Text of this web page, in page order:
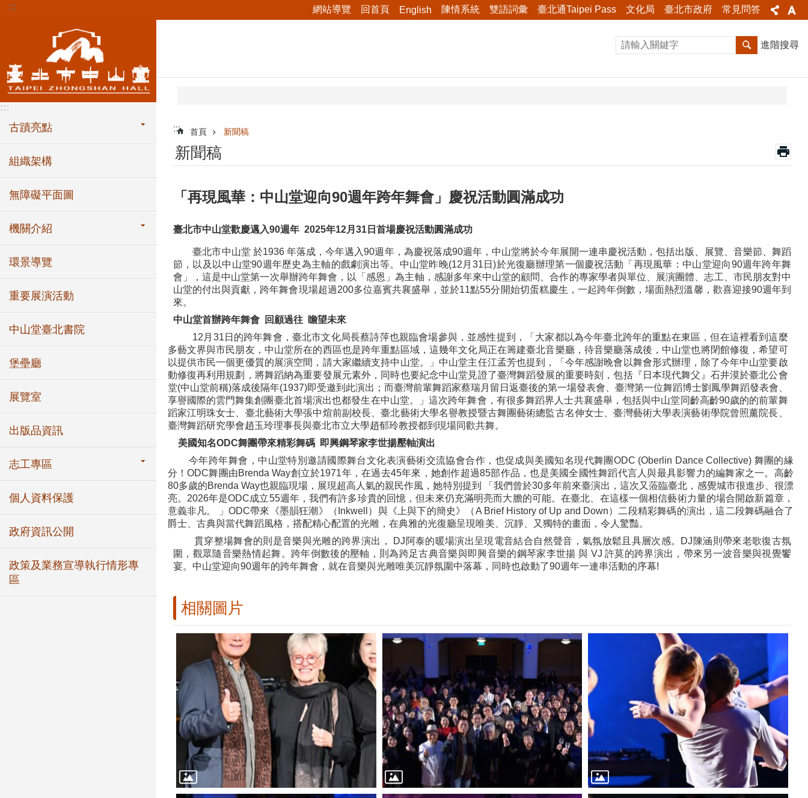
跳到主要內容區塊
::: 網站導覽 回首頁 English 陳情系統 雙語詞彙 臺北通Taipei Pass 文化局 臺北市政府 常見問答
:::
古蹟亮點
組織架構
無障礙平面圖
機關介紹
環景導覽
重要展演活動
中山堂臺北書院
堡壘廳
展覽室
出版品資訊
志工專區
個人資料保護
政府資訊公開
政策及業務宣導執行情形專
區
進階搜尋
::: 首頁 新聞稿
新聞稿
「再現風華：中山堂迎向90週年跨年舞會」慶祝活動圓滿成功
臺北市中山堂歡慶邁入90週年 2025年12月31日首場慶祝活動圓滿成功
臺北市中山堂 於1936 年落成，今年邁入90週年，為慶祝落成90週年，中山堂將於今年展開一連串慶祝活動，包括出版、展覽、音樂節、舞蹈
節，以及以中山堂90週年歷史為主軸的戲劇演出等。中山堂昨晚(12月31日)於光復廳辦理第一個慶祝活動「再現風華：中山堂迎向90週年跨年舞
會」，這是中山堂第一次舉辦跨年舞會，以「感恩」為主軸，感謝多年來中山堂的顧問、合作的專家學者與單位、展演團體、志工、市民朋友對中
山堂的付出與貢獻，跨年舞會現場超過200多位嘉賓共襄盛舉，並於11點55分開始切蛋糕慶生，一起跨年倒數，場面熱烈溫馨，歡喜迎接90週年到
來。
中山堂首辦跨年舞會 回顧過往 瞻望未來
12 月31日的跨年舞會，臺北市文化局長蔡詩萍也親臨會場參與，並感性提到，「大家都以為今年臺北跨年的重點在東區，但在這裡看到這麼
多藝文界與市民朋友，中山堂所在的西區也是跨年重點區域，這幾年文化局正在籌建臺北音樂廳，待音樂廳落成後，中山堂也將閉館修復，希望可
以提供市民一個更優質的展演空間，請大家繼續支持中山堂。」中山堂主任江孟芳也提到，「今年感謝晚會以舞會形式辦理，除了今年中山堂要啟
動修復再利用規劃，將舞蹈納為重要發展元素外，同時也要紀念中山堂見證了臺灣舞蹈發展的重要時刻，包括『日本現代舞父』石井漠於臺北公會
堂(中山堂前稱)落成後隔年(1937)即受邀到此演出；而臺灣前輩舞蹈家蔡瑞月留日返臺後的第一場發表會、臺灣第一位舞蹈博士劉鳳學舞蹈發表會、
享譽國際的雲門舞集創團臺北首場演出也都發生在中山堂。」這次跨年舞會，有很多舞蹈界人士共襄盛舉，包括與中山堂同齡高齡90歲的的前輩舞
蹈家江明珠女士、臺北藝術大學張中煊前副校長、臺北藝術大學名譽教授暨古舞團藝術總監古名伸女士、臺灣藝術大學表演藝術學院曾照薰院長、
臺灣舞蹈研究學會趙玉玲理事長與臺北市立大學趙郁玲教授都到現場同歡共舞。
美國知名ODC舞團帶來精彩舞碼 即興鋼琴家李世揚壓軸演出
今年跨年舞會，中山堂特別邀請國際舞台文化表演藝術交流協會合作，也促成與美國知名現代舞團ODC (Oberlin Dance Collective) 舞團的緣
分！ODC舞團由Brenda Way創立於1971年，在過去45年來，她創作超過85部作品，也是美國全國性舞蹈代言人與最具影響力的編舞家之一。高齡
80多歲的Brenda Way也親臨現場，展現超高人氣的親民作風，她特別提到 「我們曾於30多年前來臺演出，這次又蒞臨臺北，感覺城市很進步、很漂
亮。2026年是ODC成立55週年，我們有許多珍貴的回憶，但未來仍充滿明亮而大膽的可能。在臺北、在這樣一個相信藝術力量的場合開啟新篇章，
意義非凡。 」ODC帶來《墨韻狂潮》（Inkwell）與《上與下的簡史》（A Brief History of Up and Down）二段精彩舞碼的演出，這二段舞碼融合了
爵士、古典與當代舞蹈風格，搭配精心配置的光雕，在典雅的光復廳呈現唯美、沉靜、又獨特的畫面，令人驚豔。
貫穿整場舞會的則是音樂與光雕的跨界演出， DJ阿泰的暖場演出呈現電音結合自然聲音，氣氛放鬆且具層次感。DJ陳涵則帶來老歌復古氛
圍，觀眾隨音樂熱情起舞。跨年倒數後的壓軸，則為跨足古典音樂與即興音樂的鋼琴家李世揚 與 VJ 許莫的跨界演出，帶來另一波音樂與視覺饗
宴。中山堂迎向90週年的跨年舞會，就在音樂與光雕唯美沉靜氛圍中落幕，同時也啟動了90週年一連串活動的序幕!
相關圖片